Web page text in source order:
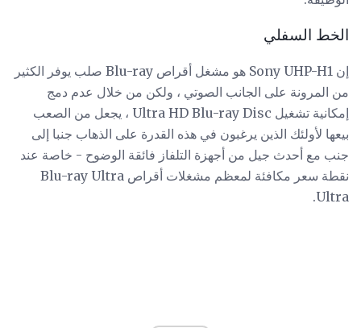
الخط السفلي
إن Sony UHP-H1 هو مشغل أقراص Blu-ray صلب يوفر الكثير
من المرونة على الجانب الصوتي ، ولكن من خلال عدم دمج
إمكانية تشغيل Ultra HD Blu-ray Disc ، يجعل من الصعب
بيعها لأولئك الذين يرغبون في هذه القدرة على الذهاب جنبا إلى
جنب مع أحدث جيل من أجهزة التلفاز فائقة الوضوح - خاصة عند
نقطة سعر مكافئة لمعظم مشغلات أقراص Blu-ray Ultra
Ultra.